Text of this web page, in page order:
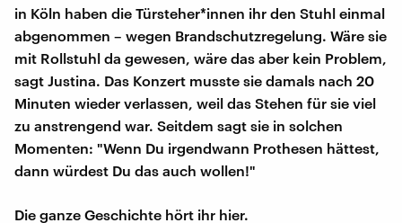
in Köln haben die Türsteher*innen ihr den Stuhl einmal
abgenommen – wegen Brandschutzregelung. Wäre sie
mit Rollstuhl da gewesen, wäre das aber kein Problem,
sagt Justina. Das Konzert musste sie damals nach 20
Minuten wieder verlassen, weil das Stehen für sie viel
zu anstrengend war. Seitdem sagt sie in solchen
Momenten: "Wenn Du irgendwann Prothesen hättest,
dann würdest Du das auch wollen!"
Die ganze Geschichte hört ihr hier.